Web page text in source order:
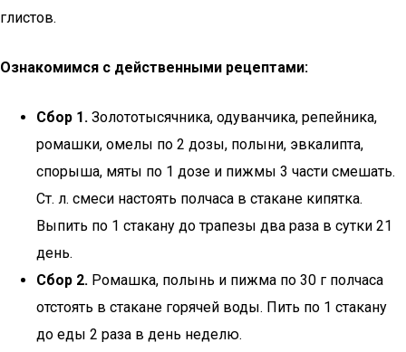
глистов.
Ознакомимся с действенными рецептами:
Сбор 1. Золототысячника, одуванчика, репейника,
ромашки, омелы по 2 дозы, полыни, эвкалипта,
спорыша, мяты по 1 дозе и пижмы 3 части смешать.
Ст. л. смеси настоять полчаса в стакане кипятка.
Выпить по 1 стакану до трапезы два раза в сутки 21
день.
Сбор 2. Ромашка, полынь и пижма по 30 г полчаса
отстоять в стакане горячей воды. Пить по 1 стакану
до еды 2 раза в день неделю.